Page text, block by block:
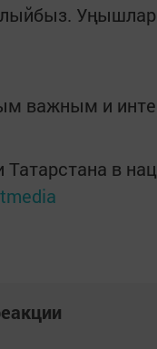
Уңышлар
важным и
Татарстана в